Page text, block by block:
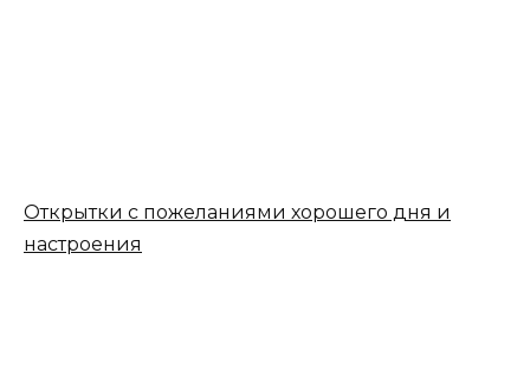
Открытки с пожеланиями хорошего дня и
настроения